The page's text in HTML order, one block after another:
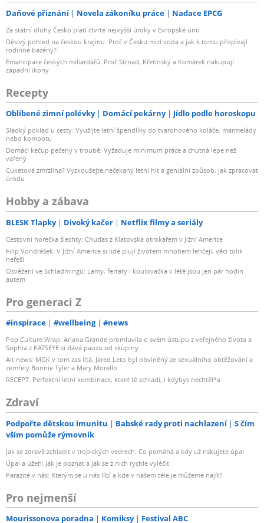
Daňové přiznání Novela zákoníku práce Nadace EPCG
Za státní dluhy Česko platí čtvrté nejvyšší úroky v Evropské unii
Děsivý pohled na českou krajinu. Proč v Česku mizí voda a jak k tomu přispívají
rodinné bazény?
Emancipace českých miliardářů. Proč Strnad, Křetínský a Komárek nakupují
západní ikony
Recepty
Oblíbené zimní polévky Domácí pekárny Jídlo podle horoskopu
Sladký poklad u cesty: Využijte letní špendlíky do tvarohového koláče, marmelády
nebo kompotu
Domácí kečup pečený v troubě: Vyžaduje minimum práce a chutná lépe než
vařený
Cuketová zmrzlina? Vyzkoušejte nečekaný letní hit a geniální způsob, jak zpracovat
úrodu
Hobby a zábava
BLESK Tlapky Divoký kačer Netflix filmy a seriály
Cestovní horečka šlechty: Chuďas z Klatovska otrokářem v Jižní Americe
Filip Vondrášek: V Jižní Americe si lidé plují životem mnohem lehčeji, věci tolik
neřeší
Osvěžení ve Schladmingu: Lamy, ferraty i koulovačka v létě jsou jen pár hodin
autem
Pro generaci Z
#inspirace #wellbeing #news
Pop Culture Wrap: Ariana Grande promluvila o svém ústupu z veřejného života a
Sophia z KATSEYE si dává pauzu od skupiny
Alt news: MGK v tom zas lítá, Jared Leto byl obviněný ze sexuálního obtěžování a
zemřely Bonnie Tyler a Mary Morello
RECEPT: Perfektní letní kombinace, které tě zchladí, i kdybys nechtěl*a
Zdraví
Podpořte dětskou imunitu Babské rady proti nachlazení
S čím
vším pomůže rýmovník
Jak se zdravě zchladit v tropických vedrech: Co pomáhá a kdy už riskujete úpal
Úpal a úžeh: Jak je poznat a jak se z nich rychle vyléčit
Parazité v nás: Kterým se u nás líbí a kde v našem těle je můžeme najít?
Pro nejmenší
Mourissonova poradna Komiksy Festival ABC